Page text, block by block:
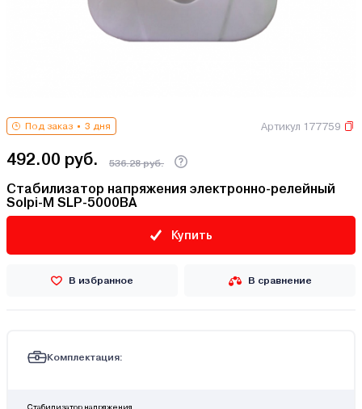
Под заказ 3 дня Артикул 177759
492.00 руб. 536.28 руб.
Стабилизатор напряжения электронно-релейный
Solpi-M SLP-5000ВА
Купить
В избранное В сравнение
Комплектация:
Стабилизатор напряжения